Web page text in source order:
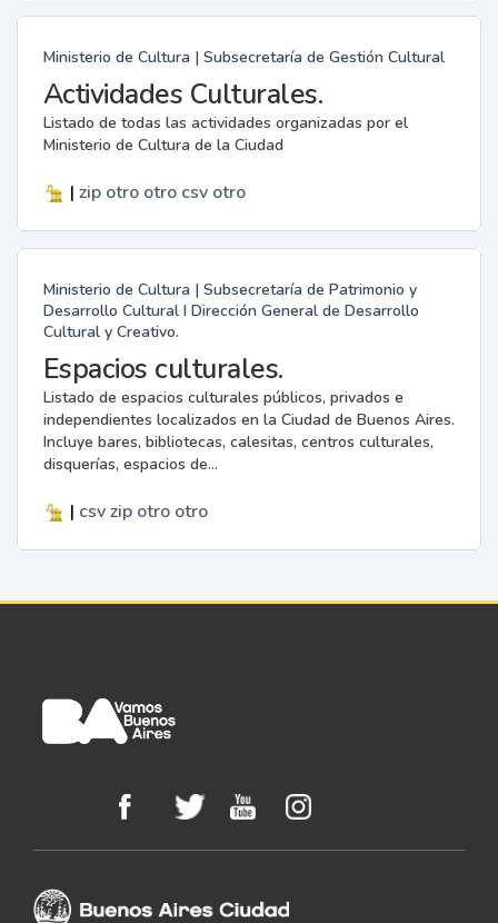
Ministerio de Cultura | Subsecretaría de Gestión Cultural
Actividades Culturales.
Listado de todas las actividades organizadas por el
Ministerio de Cultura de la Ciudad
| zip otro otro csv otro
Ministerio de Cultura | Subsecretaría de Patrimonio y
Desarrollo Cultural I Dirección General de Desarrollo
Cultural y Creativo.
Espacios culturales.
Listado de espacios culturales públicos, privados e
independientes localizados en la Ciudad de Buenos Aires.
Incluye bares, bibliotecas, calesitas, centros culturales,
disquerías, espacios de...
| csv zip otro otro